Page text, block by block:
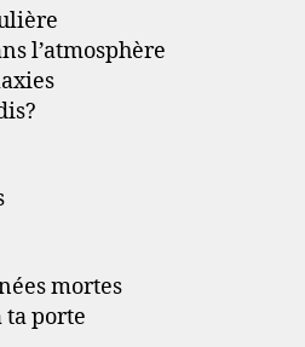
l’atmosphère
mortes
ta porte